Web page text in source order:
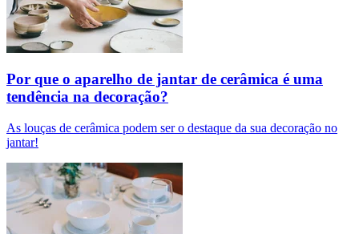
Por que o aparelho de jantar de cerâmica é uma
tendência na decoração?
As louças de cerâmica podem ser o destaque da sua decoração no
jantar!